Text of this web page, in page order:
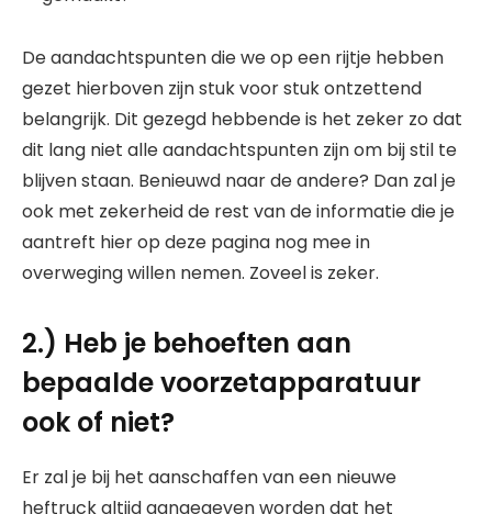
De aandachtspunten die we op een rijtje hebben
gezet hierboven zijn stuk voor stuk ontzettend
belangrijk. Dit gezegd hebbende is het zeker zo dat
dit lang niet alle aandachtspunten zijn om bij stil te
blijven staan. Benieuwd naar de andere? Dan zal je
ook met zekerheid de rest van de informatie die je
aantreft hier op deze pagina nog mee in
overweging willen nemen. Zoveel is zeker.
2.) Heb je behoeften aan
bepaalde voorzetapparatuur
ook of niet?
Er zal je bij het aanschaffen van een nieuwe
heftruck altijd aangegeven worden dat het